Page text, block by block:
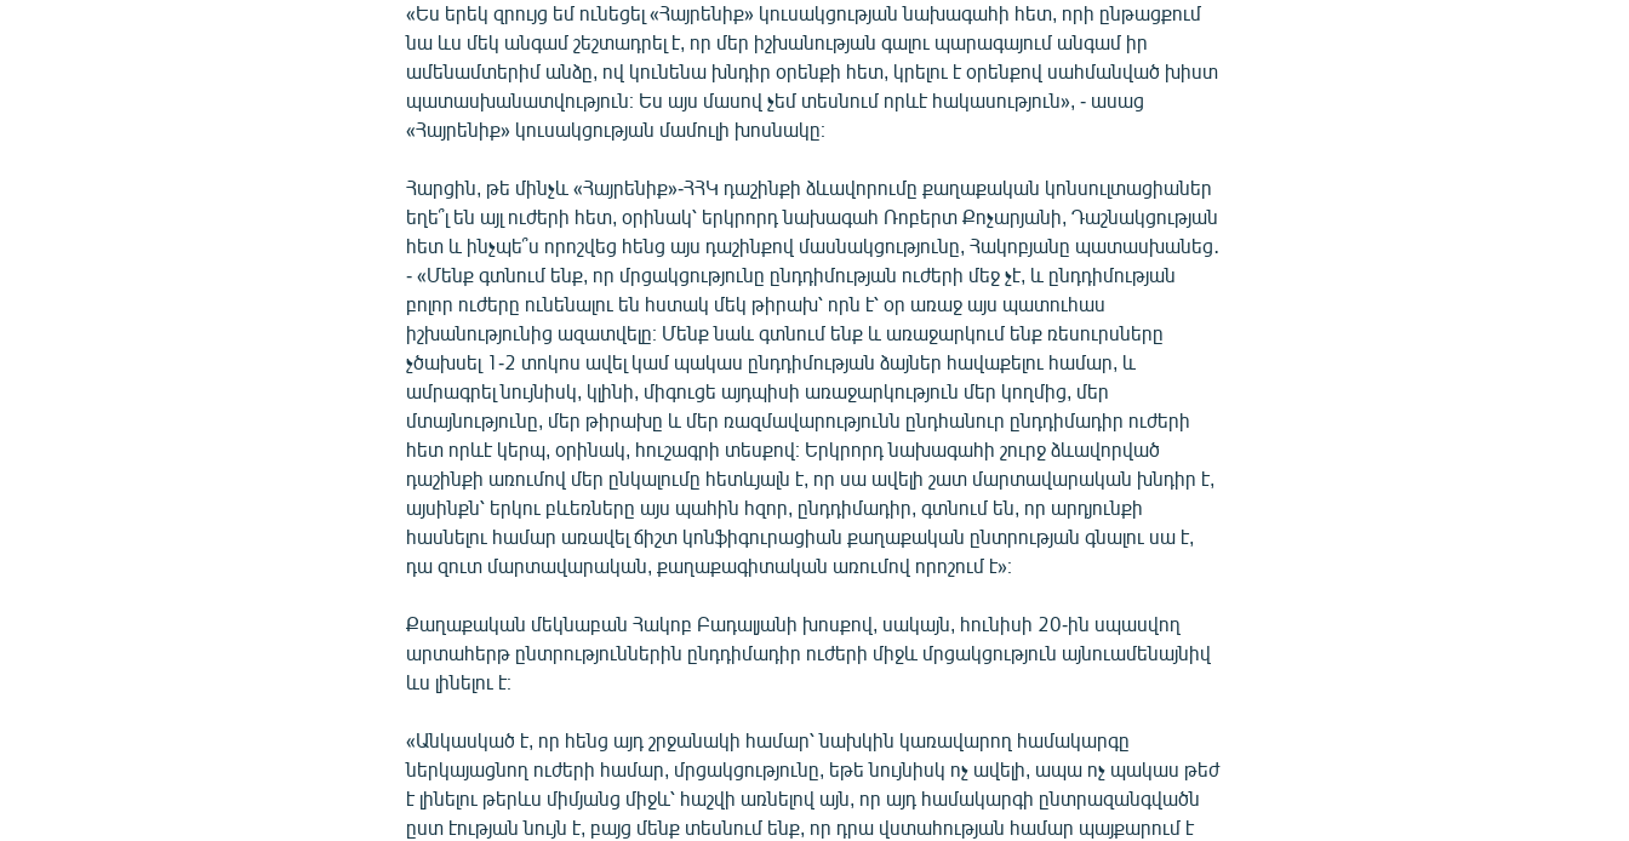
«Ես երեկ զրույց եմ ունեցել «Հայրենիք» կուսակցության նախագահի հետ, որի ընթացքում
նա ևս մեկ անգամ շեշտադրել է, որ մեր իշխանության գալու պարագայում անգամ իր
ամենամտերիմ անձը, ով կունենա խնդիր օրենքի հետ, կրելու է օրենքով սահմանված խիստ
պատասխանատվություն։ Ես այս մասով չեմ տեսնում որևէ հակասություն», - ասաց
«Հայրենիք» կուսակցության մամուլի խոսնակը։
Հարցին, թե մինչև «Հայրենիք»-ՀՀԿ դաշինքի ձևավորումը քաղաքական կոնսուլտացիաներ
եղե՞լ են այլ ուժերի հետ, օրինակ՝ երկրորդ նախագահ Ռոբերտ Քոչարյանի, Դաշնակցության
հետ և ինչպե՞ս որոշվեց հենց այս դաշինքով մասնակցությունը, Հակոբյանը պատասխանեց․
- «Մենք գտնում ենք, որ մրցակցությունը ընդդիմության ուժերի մեջ չէ, և ընդդիմության
բոլոր ուժերը ունենալու են հստակ մեկ թիրախ՝ որն է՝ օր առաջ այս պատուհաս
իշխանությունից ազատվելը։ Մենք նաև գտնում ենք և առաջարկում ենք ռեսուրսները
չծախսել 1-2 տոկոս ավել կամ պակաս ընդդիմության ձայներ հավաքելու համար, և
ամրագրել նույնիսկ, կլինի, միգուցե այդպիսի առաջարկություն մեր կողմից, մեր
մտայնությունը, մեր թիրախը և մեր ռազմավարությունն ընդհանուր ընդդիմադիր ուժերի
հետ որևէ կերպ, օրինակ, հուշագրի տեսքով։ Երկրորդ նախագահի շուրջ ձևավորված
դաշինքի առումով մեր ընկալումը հետևյալն է, որ սա ավելի շատ մարտավարական խնդիր է,
այսինքն՝ երկու բևեռները այս պահին հզոր, ընդդիմադիր, գտնում են, որ արդյունքի
հասնելու համար առավել ճիշտ կոնֆիգուրացիան քաղաքական ընտրության գնալու սա է,
դա զուտ մարտավարական, քաղաքագիտական առումով որոշում է»։
Քաղաքական մեկնաբան Հակոբ Բադալյանի խոսքով, սակայն, հունիսի 20-ին սպասվող
արտահերթ ընտրություններին ընդդիմադիր ուժերի միջև մրցակցություն այնուամենայնիվ
ևս լինելու է։
«Անկասկած է, որ հենց այդ շրջանակի համար՝ նախկին կառավարող համակարգը
ներկայացնող ուժերի համար, մրցակցությունը, եթե նույնիսկ ոչ ավելի, ապա ոչ պակաս թեժ
է լինելու թերևս միմյանց միջև՝ հաշվի առնելով այն, որ այդ համակարգի ընտրազանգվածն
ըստ էության նույն է, բայց մենք տեսնում ենք, որ դրա վստահության համար պայքարում է